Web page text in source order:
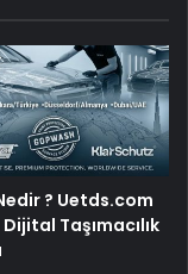
? Uetds.com
Dijital Taşımacılık